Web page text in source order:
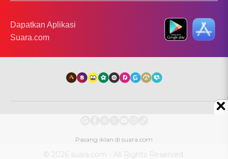
Dapatkan Aplikasi
Suara.com
© 2026 suara.com - All Rights Reserved.